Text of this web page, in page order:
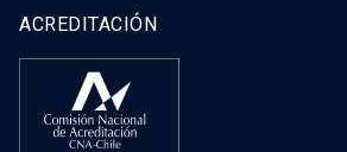
ACREDITACIÓN